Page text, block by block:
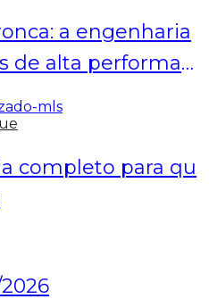
a engenharia
de alta performan
completo para qu